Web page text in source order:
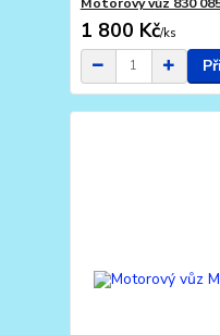
1 800 Kč/ks